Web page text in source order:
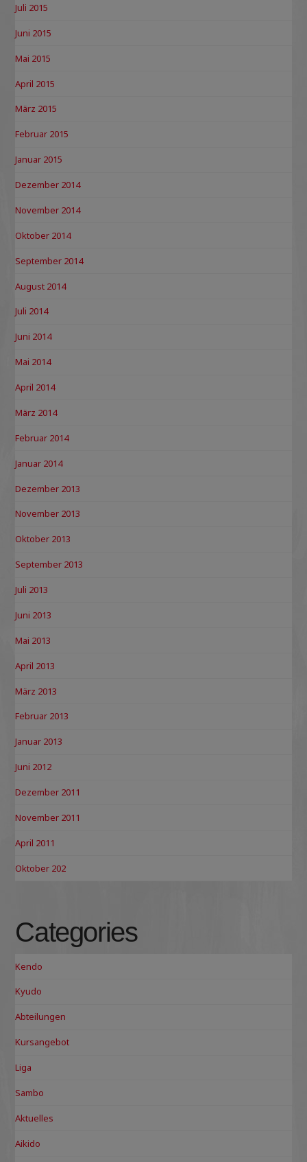
Juli 2015
Juni 2015
Mai 2015
April 2015
März 2015
Februar 2015
Januar 2015
Dezember 2014
November 2014
Oktober 2014
September 2014
August 2014
Juli 2014
Juni 2014
Mai 2014
April 2014
März 2014
Februar 2014
Januar 2014
Dezember 2013
November 2013
Oktober 2013
September 2013
Juli 2013
Juni 2013
Mai 2013
April 2013
März 2013
Februar 2013
Januar 2013
Juni 2012
Dezember 2011
November 2011
April 2011
Oktober 202
Categories
Kendo
Kyudo
Abteilungen
Kursangebot
Liga
Sambo
Aktuelles
Aikido